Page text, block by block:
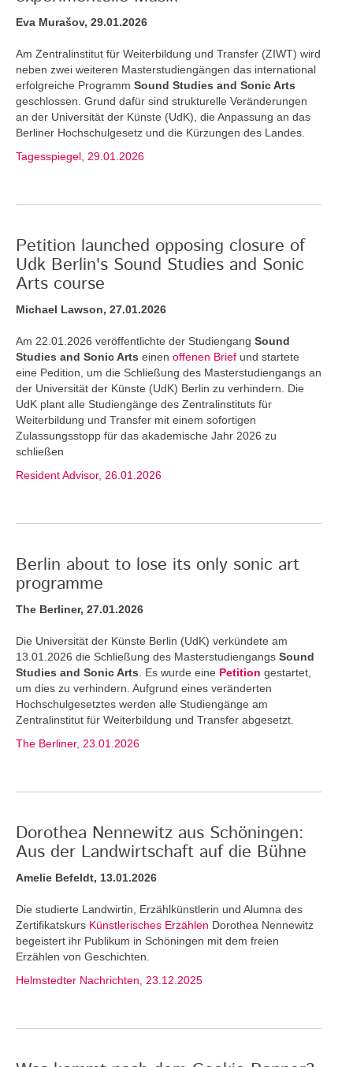
Eva Murašov, 29.01.2026
Am Zentralinstitut für Weiterbildung und Transfer (ZIWT) wird
neben zwei weiteren Masterstudiengängen das international
erfolgreiche Programm Sound Studies and Sonic Arts
geschlossen. Grund dafür sind strukturelle Veränderungen
an der Universität der Künste (UdK), die Anpassung an das
Berliner Hochschulgesetz und die Kürzungen des Landes.
Tagesspiegel, 29.01.2026
Petition launched opposing closure of
Udk Berlin's Sound Studies and Sonic
Arts course
Michael Lawson, 27.01.2026
Am 22.01.2026 veröffentlichte der Studiengang Sound
Studies and Sonic Arts einen offenen Brief und startete
eine Pedition, um die Schließung des Masterstudiengangs an
der Universität der Künste (UdK) Berlin zu verhindern. Die
UdK plant alle Studiengänge des Zentralinstituts für
Weiterbildung und Transfer mit einem sofortigen
Zulassungsstopp für das akademische Jahr 2026 zu
schließen
Resident Advisor, 26.01.2026
Berlin about to lose its only sonic art
programme
The Berliner, 27.01.2026
Die Universität der Künste Berlin (UdK) verkündete am
13.01.2026 die Schließung des Masterstudiengangs Sound
Studies and Sonic Arts . Es wurde eine Petition gestartet,
um dies zu verhindern. Aufgrund eines veränderten
Hochschulgesetztes werden alle Studiengänge am
Zentralinstitut für Weiterbildung und Transfer abgesetzt.
The Berliner, 23.01.2026
Dorothea Nennewitz aus Schöningen:
Aus der Landwirtschaft auf die Bühne
Amelie Befeldt, 13.01.2026
Die studierte Landwirtin, Erzählkünstlerin und Alumna des
Zertifikatskurs Künstlerisches Erzählen Dorothea Nennewitz
begeistert ihr Publikum in Schöningen mit dem freien
Erzählen von Geschichten.
Helmstedter Nachrichten, 23.12.2025